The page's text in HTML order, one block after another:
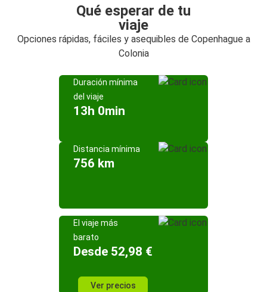
Qué esperar de tu
viaje
Opciones rápidas, fáciles y asequibles de Copenhague a
Colonia
Duración mínima
del viaje
13h 0min
Distancia mínima
756 km
El viaje más
barato
Desde 52,98 €
Ver precios